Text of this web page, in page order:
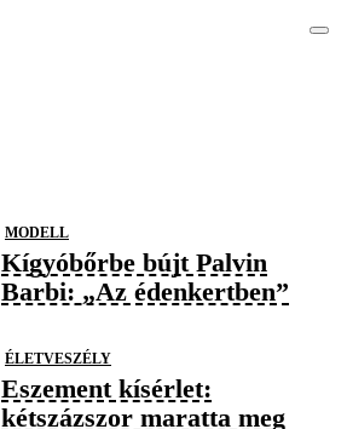
MODELL
Kígyóbőrbe bújt Palvin
Barbi: „Az édenkertben”
ÉLETVESZÉLY
Eszement kísérlet:
kétszázszor maratta meg